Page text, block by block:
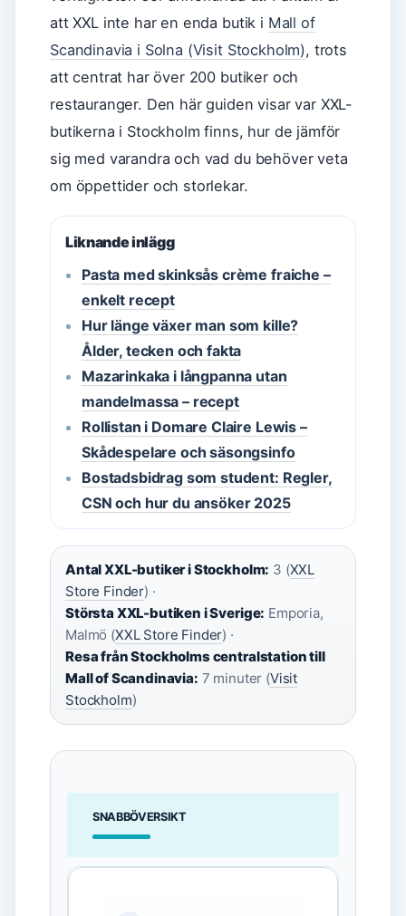
att XXL inte har en enda butik i Mall of
Scandinavia i Solna (Visit Stockholm), trots
att centrat har över 200 butiker och
restauranger. Den här guiden visar var XXL-
butikerna i Stockholm finns, hur de jämför
sig med varandra och vad du behöver veta
om öppettider och storlekar.
Liknande inlägg
Pasta med skinksås crème fraiche –
enkelt recept
Hur länge växer man som kille?
Ålder, tecken och fakta
Mazarinkaka i långpanna utan
mandelmassa – recept
Rollistan i Domare Claire Lewis –
Skådespelare och säsongsinfo
Bostadsbidrag som student: Regler,
CSN och hur du ansöker 2025
Antal XXL-butiker i Stockholm: 3 (XXL
Store Finder) ·
Största XXL-butiken i Sverige: Emporia,
Malmö (XXL Store Finder) ·
Resa från Stockholms centralstation till
Mall of Scandinavia: 7 minuter (Visit
Stockholm)
SNABBÖVERSIKT